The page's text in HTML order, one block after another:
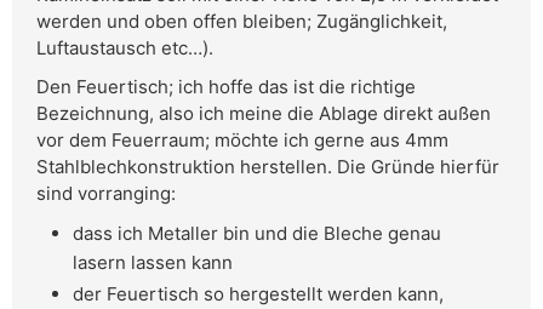
werden und oben offen bleiben; Zugänglichkeit,
Luftaustausch etc…).
Den Feuertisch; ich hoffe das ist die richtige
Bezeichnung, also ich meine die Ablage direkt außen
vor dem Feuerraum; möchte ich gerne aus 4mm
Stahlblechkonstruktion herstellen. Die Gründe hierfür
sind vorranging:
dass ich Metaller bin und die Bleche genau
lasern lassen kann
der Feuertisch so hergestellt werden kann,